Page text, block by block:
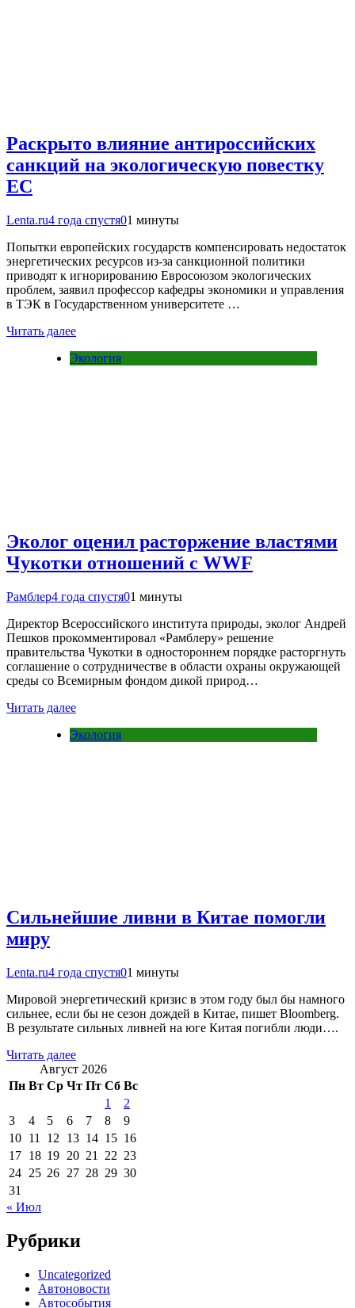
Раскрыто влияние антироссийских
санкций на экологическую повестку
ЕС
Lenta.ru4 года спустя01 минуты
Попытки европейских государств компенсировать недостаток
энергетических ресурсов из-за санкционной политики
приводят к игнорированию Евросоюзом экологических
проблем, заявил профессор кафедры экономики и управления
в ТЭК в Государственном университете …
Читать далее
Экология
Эколог оценил расторжение властями
Чукотки отношений с WWF
Рамблер4 года спустя01 минуты
Директор Всероссийского института природы, эколог Андрей
Пешков прокомментировал «Рамблеру» решение
правительства Чукотки в одностороннем порядке расторгнуть
соглашение о сотрудничестве в области охраны окружающей
среды со Всемирным фондом дикой природ…
Читать далее
Экология
Сильнейшие ливни в Китае помогли
миру
Lenta.ru4 года спустя01 минуты
Мировой энергетический кризис в этом году был бы намного
сильнее, если бы не сезон дождей в Китае, пишет Bloomberg.
В результате сильных ливней на юге Китая погибли люди….
Читать далее
Август 2026
Пн Вт Ср Чт Пт Сб Вс
1
2
3
4 5 6 7 8
9
10 11 12 13 14 15 16
17 18 19 20 21 22 23
24 25 26 27 28 29 30
31
« Июл
Рубрики
Uncategorized
Автоновости
Автособытия